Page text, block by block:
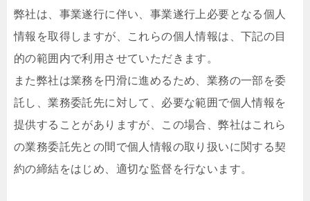
弊社は、事業遂行に伴い、事業遂行上必要となる個人
情報を取得しますが、これらの個人情報は、下記の目
的の範囲内で利用させていただきます。
また弊社は業務を円滑に進めるため、業務の一部を委
託し、業務委託先に対して、必要な範囲で個人情報を
提供することがありますが、この場合、弊社はこれら
の業務委託先との間で個人情報の取り扱いに関する契
約の締結をはじめ、適切な監督を行ないます。